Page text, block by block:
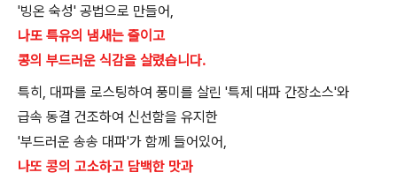
'빙온 숙성' 공법으로 만들어 ,
나또 특유의 냄새는 줄이고
콩의 부드러운 식감을 살렸습니다.
특히 , 대파를 로스팅하여 풍미를 살린 '특제 대파 간장소스'와
급속 동결 건조하여 신선함을 유지한
'부드러운 송송 대파'가 함께 들어있어 ,
나또 콩의 고소하고 담백한 맛과